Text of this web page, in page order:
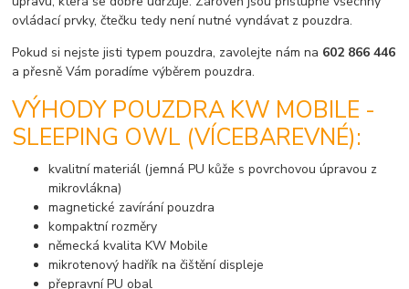
ovládací prvky, čtečku tedy není nutné vyndávat z pouzdra.
Pokud si nejste jisti typem pouzdra, zavolejte nám na 602 866 446
a přesně Vám poradíme výběrem pouzdra.
VÝHODY POUZDRA KW MOBILE -
SLEEPING OWL (VÍCEBAREVNÉ):
kvalitní materiál (jemná PU kůže s povrchovou úpravou z
mikrovlákna)
magnetické zavírání pouzdra
kompaktní rozměry
německá kvalita KW Mobile
mikrotenový hadřík na čištění displeje
přepravní PU obal